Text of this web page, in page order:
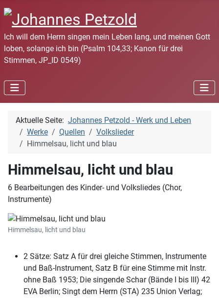
Ich will dem Herrn singen mein Leben lang, und meinen Gott
loben, solange ich bin (Psalm 104,33; Kanon für drei
Stimmen, JP_ID 0549)
Aktuelle Seite: Johannes Petzold - Werk und Leben
Werke
Quellen
Volkslieder
Himmelsau, licht und blau
Himmelsau, licht und blau
6 Bearbeitungen des Kinder- und Volksliedes (Chor,
Instrumente)
Himmelsau, licht und blau
2 Sätze: Satz A für drei gleiche Stimmen, Instrumente
und Baß-Instrument, Satz B für eine Stimme mit Instr.
ohne Baß 1953; Die singende Schar (Bände I bis III) 42
EVA Berlin; Singt dem Herrn (STA) 235 Union Verlag;